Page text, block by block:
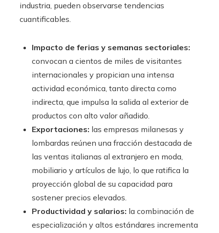
industria, pueden observarse tendencias
cuantificables.
Impacto de ferias y semanas sectoriales:
convocan a cientos de miles de visitantes
internacionales y propician una intensa
actividad económica, tanto directa como
indirecta, que impulsa la salida al exterior de
productos con alto valor añadido.
Exportaciones: las empresas milanesas y
lombardas reúnen una fracción destacada de
las ventas italianas al extranjero en moda,
mobiliario y artículos de lujo, lo que ratifica la
proyección global de su capacidad para
sostener precios elevados.
Productividad y salarios: la combinación de
especialización y altos estándares incrementa